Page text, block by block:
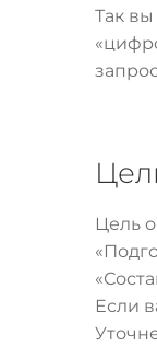
Так
Цель
Если